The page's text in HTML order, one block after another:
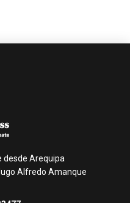
desde Arequipa
Alfredo Amanque